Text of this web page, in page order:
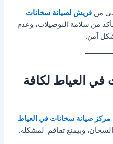
منفريش لصيانة سخانات
من سلامة التوصيلات، وعدم
آمن.
العياط لكافة
مركز صيانة سخانات في العياط
وبيمنع تفاقم المشكلة.